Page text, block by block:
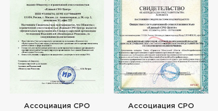
Ассоциация СРО
Ассоциация СРО